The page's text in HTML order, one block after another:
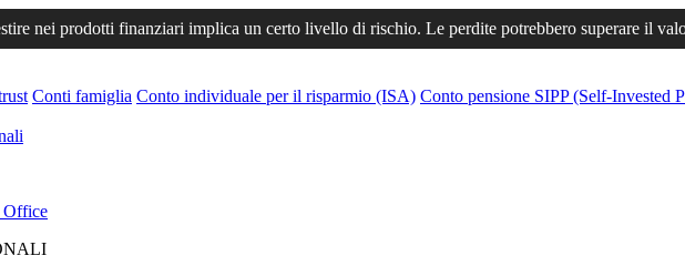
nei prodotti finanziari implica un certo livello di rischio. Le perdite potrebbero superare il
Conti famiglia Conto individuale per il risparmio (ISA) Conto pensione SIPP (Self-Invested
Office